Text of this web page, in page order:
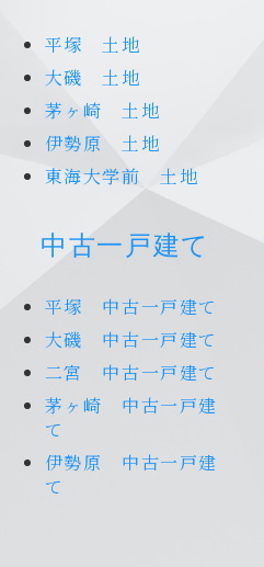
平塚 土地
大磯 土地
茅ヶ崎 土地
伊勢原 土地
東海大学前 土地
中古一戸建て
平塚 中古一戸建て
大磯 中古一戸建て
二宮 中古一戸建て
茅ヶ崎 中古一戸建
て
伊勢原 中古一戸建
て